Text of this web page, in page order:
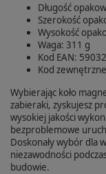
Długość
Szerokość
Wysokość
Waga: 311 g
Kod EAN:
Kod
Wybierając koło
zabieraki, zyskujesz
wysokiej jakości
bezproblemowe
Doskonały wybór dla
niezawodności
budowie.